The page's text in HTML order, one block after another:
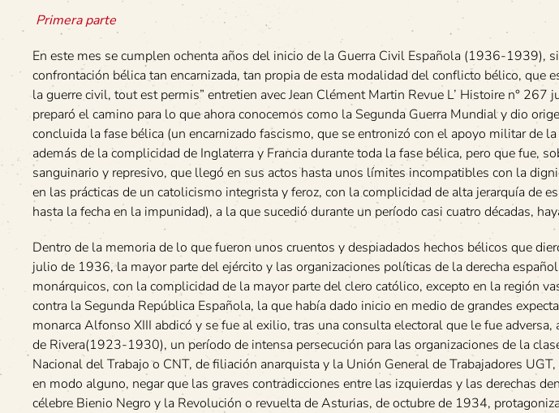
Primera parte
En este mes se cumplen ochenta años del inicio de la Guerra Civil Española (1936-1939),
confrontación bélica tan encarnizada, tan propia de esta modalidad del conflicto bélico, que
la guerre civil, tout est permis” entretien avec Jean Clément Martin Revue L’ Histoire n°
preparó el camino para lo que ahora conocemos como la Segunda Guerra Mundial y dio
concluida la fase bélica (un encarnizado fascismo, que se entronizó con el apoyo militar de
además de la complicidad de Inglaterra y Francia durante toda la fase bélica, pero que fue,
sanguinario y represivo, que llegó en sus actos hasta unos límites incompatibles con la
en las prácticas de un catolicismo integrista y feroz, con la complicidad de alta jerarquía de
hasta la fecha en la impunidad), a la que sucedió durante un período casi cuatro décadas,
Dentro de la memoria de lo que fueron unos cruentos y despiadados hechos bélicos que
julio de 1936, la mayor parte del ejército y las organizaciones políticas de la derecha
monárquicos, con la complicidad de la mayor parte del clero católico, excepto en la región
contra la Segunda República Española, la que había dado inicio en medio de grandes
monarca Alfonso XIII abdicó y se fue al exilio, tras una consulta electoral que le fue
de Rivera(1923-1930), un período de intensa persecución para las organizaciones de la
Nacional del Trabajo o CNT, de filiación anarquista y la Unión General de Trabajadores
en modo alguno, negar que las graves contradicciones entre las izquierdas y las derechas
célebre Bienio Negro y la Revolución o revuelta de Asturias, de octubre de 1934,